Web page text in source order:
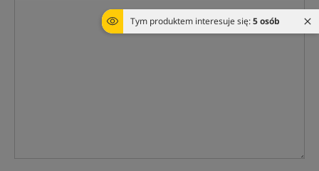
Tym produktem interesuje się:5 osób